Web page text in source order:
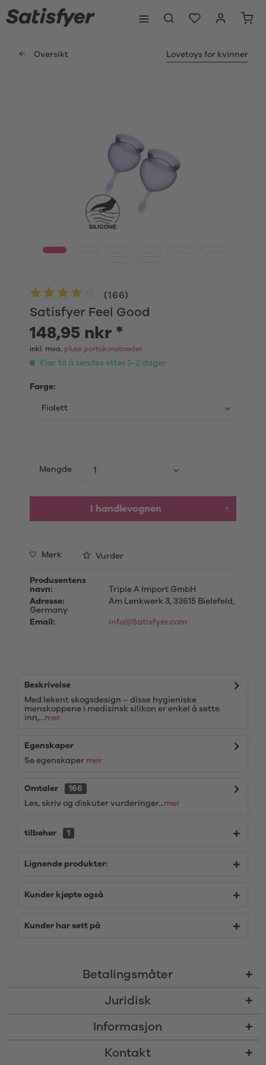
Oversikt Lovetoys for kvinner
Satisfyer Feel Good
(166)
148,95 nkr *
inkl. mva. pluss portokonstnader
Klar til å sendes etter 1–2 dager
Farge:
Mengde
I handlevognen
Merk Vurder
Produsentens
navn:
Triple A Import GmbH
Adresse:
Am Lenkwerk 3, 33615 Bielefeld,
Germany
Email:
info@Satisfyer.com
Beskrivelse
Med lekent skogsdesign – disse hygieniske
menskoppene i medisinsk silikon er enkel å sette
inn,...mer
Egenskaper
Se egenskaper mer
Omtaler
166
Les, skriv og diskuter vurderinger...mer
tilbehør 1
Lignende produkter:
Kunder kjøpte også
Kunder har sett på
Betalingsmåter
Juridisk
Informasjon
Kontakt